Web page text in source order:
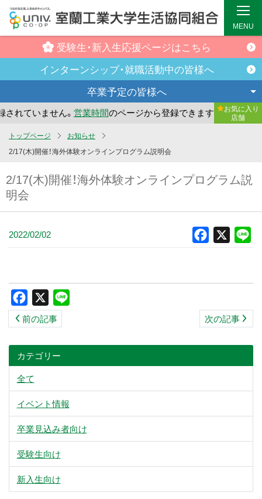
コ
ン
テ
受験生・新入生応援ページはこちら
インターンシップ・就職活動中の皆様へ
卒業予定の皆様へ
れていません。営業時間のページから登録できます。 まだ
お気に入り
店舗
MENU
トップページ
お知らせ
2/17(木)開催！海外体験オンラインプログラム説明会
2/17(木)開催！海外体験オンラインプログラム説
明会
2022/02/02 Facebook
Facebook
前の記事 次の記事
カテゴリー
全て
イベント情報
卒業見込み者向け
受験生向け
新入生向け